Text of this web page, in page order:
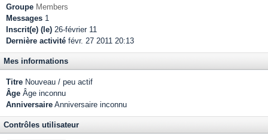
Groupe Members
Messages 1
Inscrit(e) (le) 26-février 11
Dernière activité févr. 27 2011 20:13
Mes informations
Titre Nouveau / peu actif
Âge Âge inconnu
Anniversaire Anniversaire inconnu
Contrôles utilisateur